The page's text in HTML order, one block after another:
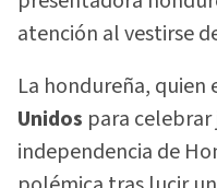
atención al vestirse
La hondureña, quien
Unidos para
independencia de